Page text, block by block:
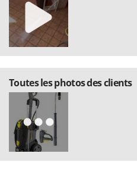
Toutes les photos des clients